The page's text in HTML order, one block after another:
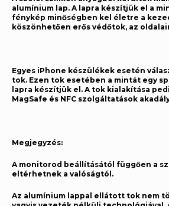
alumínium lap. A lapra készítjük el a
fénykép minőségben kel életre a
köszönhetően erős védőtok, az
Egyes iPhone készülékek esetén
tok. Ezen tok esetében a mintát egy
lapra készítjük el. A tok kialakítása
MagSafe és NFC szolgáltatások
Megjegyzés:
A monitorod beállításától függően a
eltérhetnek a valóságtól.
Az alumínium lappal ellátott tok nem